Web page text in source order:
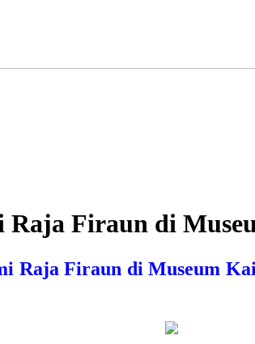
Firaun di
Firaun di Museum